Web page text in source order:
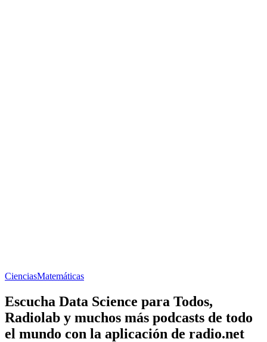
CienciasMatemáticas
Escucha Data Science para Todos,
Radiolab y muchos más podcasts de todo
el mundo con la aplicación de radio.net